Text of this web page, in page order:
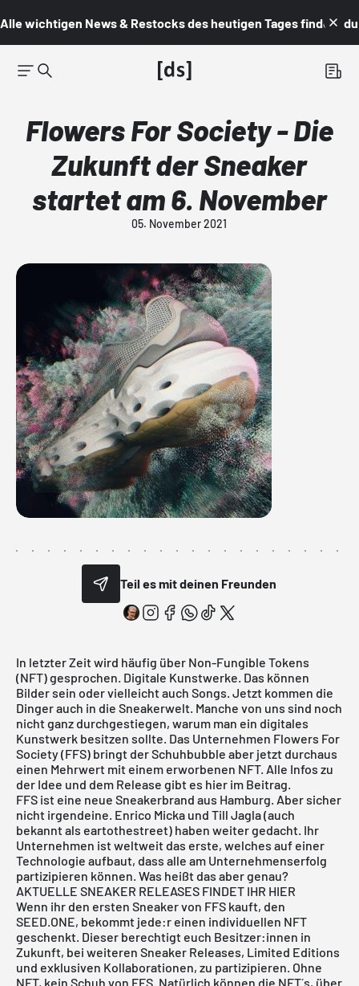
Alle wichtigen News & Restocks des heutigen Tages findest du
Flowers For Society - Die
Zukunft der Sneaker
startet am 6. November
05. November 2021
Teil es mit deinen Freunden
In letzter Zeit wird häufig über Non-Fungible Tokens
(NFT) gesprochen. Digitale Kunstwerke. Das können
Bilder sein oder vielleicht auch Songs. Jetzt kommen die
Dinger auch in die Sneakerwelt. Manche von uns sind noch
nicht ganz durchgestiegen, warum man ein digitales
Kunstwerk besitzen sollte. Das Unternehmen Flowers For
Society (FFS) bringt der Schuhbubble aber jetzt durchaus
einen Mehrwert mit einem erworbenen NFT. Alle Infos zu
der Idee und dem Release gibt es hier im Beitrag.
FFS ist eine neue Sneakerbrand aus Hamburg. Aber sicher
nicht irgendeine. Enrico Micka und Till Jagla(auch
bekannt als eartothestreet) haben weiter gedacht. Ihr
Unternehmen ist weltweit das erste, welches auf einer
Technologie aufbaut, dass alle am Unternehmenserfolg
partizipieren können. Was heißt das aber genau?
AKTUELLE SNEAKER RELEASES FINDET IHR HIER
Wenn ihr den ersten Sneaker von FFS kauft, den
SEED.ONE, bekommt jede:r einen individuellen NFT
geschenkt. Dieser berechtigt euch Besitzer:innen in
Zukunft, bei weiteren Sneaker Releases, Limited Editions
und exklusiven Kollaborationen, zu partizipieren. Ohne
NFT, kein Schuh von FFS. Natürlich können die NFT´s, über